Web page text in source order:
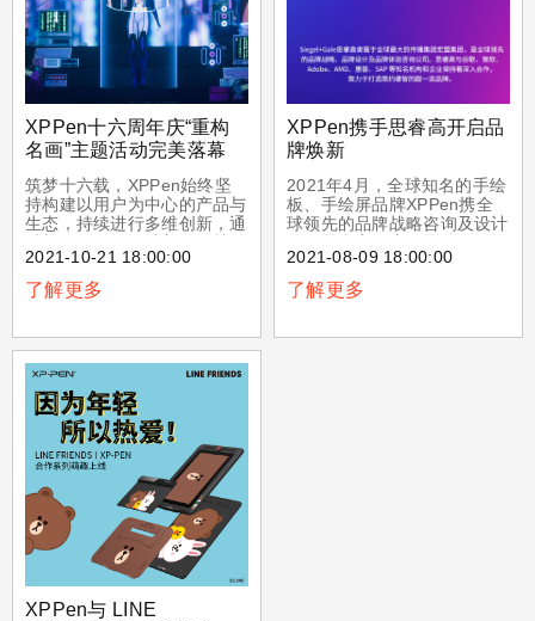
XPPen十六周年庆“重构
名画”主题活动完美落幕
筑梦十六载，XPPen始终坚
持构建以⽤户为中⼼的产品与
⽣态，持续进行多维创新，通
和支持用户进行⾃由勇敢的真
我表达。十六周年之际，
XPPen在全球范围内开展了
Masterpiece（重构名画）的
绘画比赛，XPPen粉丝们的
热情参与和支持反馈远超预
期。极短的时间内，主办方收
到了近千幅创意爆棚、技艺精
湛的数字绘画作品，XPPen
粉丝们展现了独一无二的想象
力和艺术作创造力，以全新的
视角重新诠释了众多经典的杰
2021-10-21 18:00:00
了解更多
XPPen携手思睿高开启品
牌焕新
2021年4月，全球知名的手绘
板、手绘屏品牌XPPen携全
球领先的品牌战略咨询及设计
新。
2021-08-09 18:00:00
了解更多
XPPen与 LINE